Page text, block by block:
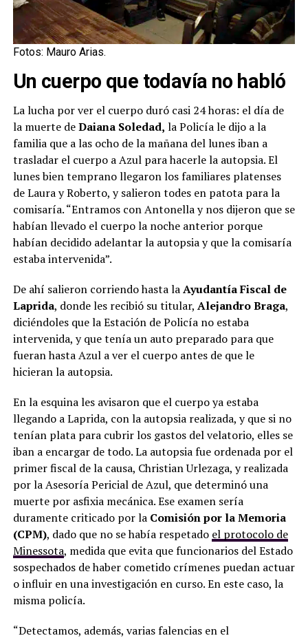
Fotos: Mauro Arias.
Un cuerpo que todavía no habló
La lucha por ver el cuerpo duró casi 24 horas: el día de
la muerte deDaiana Soledad, la Policía le dijo a la
familia que a las ocho de la mañana del lunes iban a
trasladar el cuerpo a Azul para hacerle la autopsia. El
lunes bien temprano llegaron los familiares platenses
de Laura y Roberto, y salieron todes en patota para la
comisaría. “Entramos con Antonella y nos dijeron que se
habían llevado el cuerpo la noche anterior porque
habían decidido adelantar la autopsia y que la comisaría
estaba intervenida”.
De ahí salieron corriendo hasta laAyudantía Fiscal de
Laprida, donde les recibió su titular, Alejandro Braga,
diciéndoles que la Estación de Policía no estaba
intervenida, y que tenía un auto preparado para que
fueran hasta Azul a ver el cuerpo antes de que le
hicieran la autopsia.
En la esquina les avisaron que el cuerpo ya estaba
llegando a Laprida, con la autopsia realizada, y que si no
tenían plata para cubrir los gastos del velatorio, elles se
iban a encargar de todo. La autopsia fue ordenada por el
primer fiscal de la causa, Christian Urlezaga, y realizada
por la Asesoría Pericial de Azul, que determinó una
muerte por asfixia mecánica. Ese examen sería
duramente criticado por la Comisión por la Memoria
(CPM), dado que no se había respetado el protocolo de
Minessota, medida que evita que funcionarios del Estado
sospechados de haber cometido crímenes puedan actuar
o influir en una investigación en curso. En este caso, la
misma policía.
“Detectamos, además, varias falencias en el